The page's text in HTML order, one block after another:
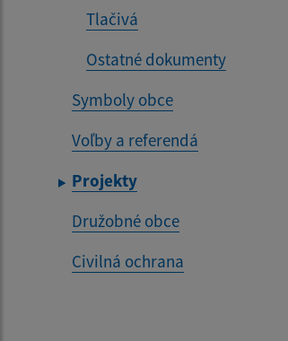
Tlačivá
Ostatné dokumenty
Symboly obce
Voľby a referendá
Projekty
Družobné obce
Civilná ochrana